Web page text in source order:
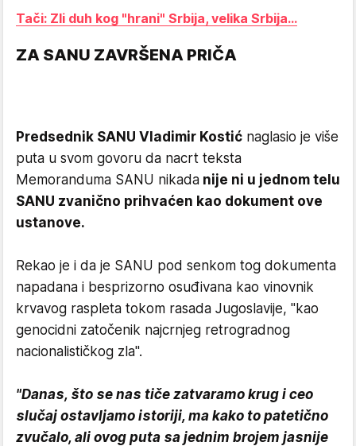
Tači: Zli duh kog "hrani" Srbija, velika Srbija...
ZA SANU ZAVRŠENA PRIČA
Predsednik SANU Vladimir Kostić naglasio je više
puta u svom govoru da nacrt teksta
Memoranduma SANU nikada nije ni u jednom telu
SANU zvanično prihvaćen kao dokument ove
ustanove.
Rekao je i da je SANU pod senkom tog dokumenta
napadana i besprizorno osuđivana kao vinovnik
krvavog raspleta tokom rasada Jugoslavije, "kao
genocidni zatočenik najcrnjeg retrogradnog
nacionalističkog zla".
"Danas, što se nas tiče zatvaramo krug i ceo
slučaj ostavljamo istoriji, ma kako to patetično
zvučalo, ali ovog puta sa jednim brojem jasnije